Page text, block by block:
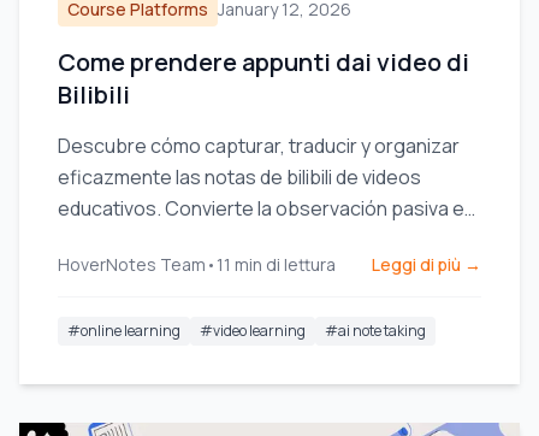
Course Platforms January 12, 2026
Come prendere appunti dai video di
Bilibili
Descubre cómo capturar, traducir y organizar
eficazmente las notas de bilibili de videos
educativos. Convierte la observación pasiva en
HoverNotes Team • 11 min di lettura Leggi di più →
#online learning #video learning #ai note taking